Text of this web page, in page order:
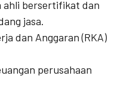
ahli bersertifikat dan
jasa.
dan Anggaran (RKA)
perusahaan